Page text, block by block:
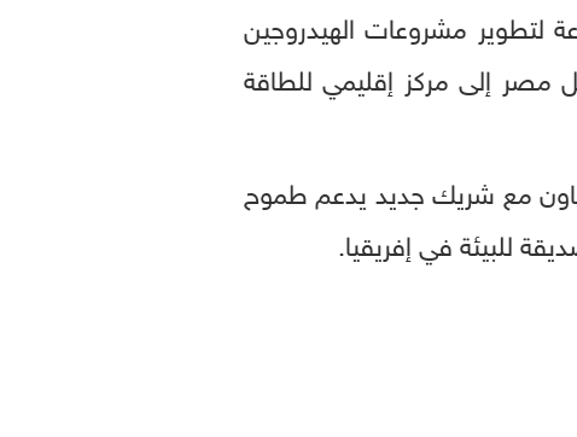
لتطوير مشروعات الهيدروجين
مصر إلى مركز إقليمي للطاقة
مع شريك جديد يدعم طموح
للبيئة في إفريقيا.